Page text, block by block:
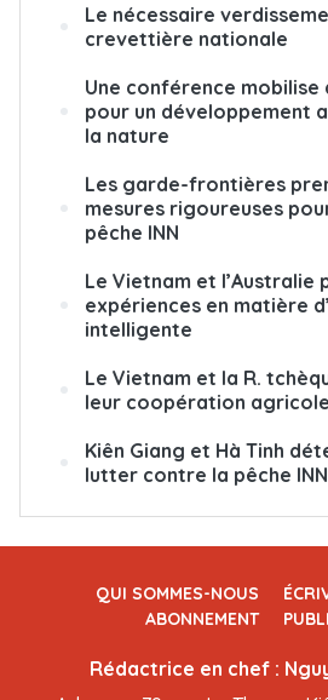
Le nécessaire
crevettière nationale
Une conférence mobilise
pour un développement
la nature
Les garde-frontières
mesures rigoureuses
pêche INN
Le Vietnam et l’Australie
expériences en matière
intelligente
Le Vietnam et la R.
leur coopération agricole
Kiên Giang et Hà Tinh
lutter contre la pêche INN
QUI SOMMES-NOUS
ABONNEMENT
Rédactrice en chef :